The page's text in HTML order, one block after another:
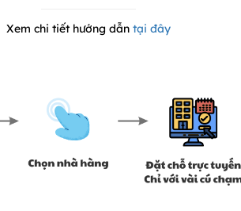
Xem chi tiết hướng dẫn tại đây